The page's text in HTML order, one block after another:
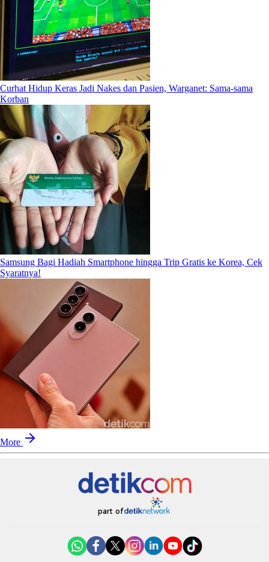
Curhat Hidup Keras Jadi Nakes dan Pasien, Warganet: Sama-sama
Korban
Samsung Bagi Hadiah Smartphone hingga Trip Gratis ke Korea, Cek
Syaratnya!
More
part of